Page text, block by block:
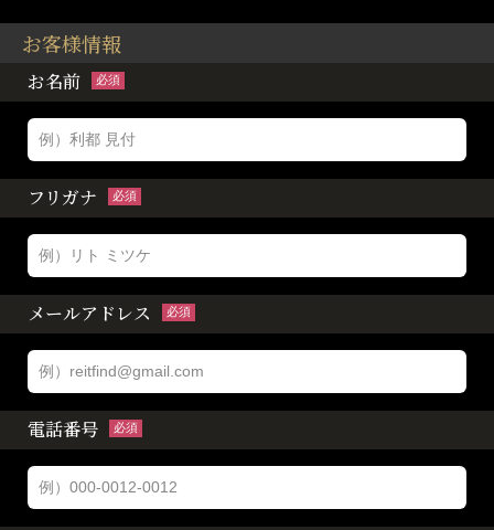
お客様情報
お名前 必須
フリガナ 必須
メールアドレス 必須
電話番号 必須